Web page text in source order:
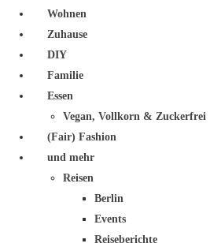
Wohnen
Zuhause
DIY
Familie
Essen
Vegan, Vollkorn & Zuckerfrei
(Fair) Fashion
und mehr
Reisen
Berlin
Events
Reiseberichte